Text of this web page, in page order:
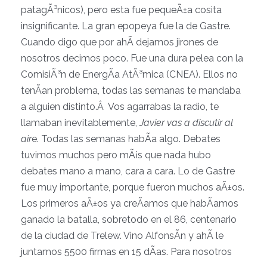
patagÃ³nicos), pero esta fue pequeÃ±a cosita
insignificante. La gran epopeya fue la de Gastre.
Cuando digo que por ahÃ­ dejamos jirones de
nosotros decimos poco. Fue una dura pelea con la
ComisiÃ³n de EnergÃ­a AtÃ³mica (CNEA). Ellos no
tenÃ­an problema, todas las semanas te mandaba
a alguien distinto.Â Vos agarrabas la radio, te
llamaban inevitablemente,Javier vas a discutir al
aire. Todas las semanas habÃ­a algo. Debates
tuvimos muchos pero mÃ¡s que nada hubo
debates mano a mano, cara a cara. Lo de Gastre
fue muy importante, porque fueron muchos aÃ±os.
Los primeros aÃ±os ya creÃ­amos que habÃ­amos
ganado la batalla, sobretodo en el 86, centenario
de la ciudad de Trelew. Vino AlfonsÃ­n y ahÃ­ le
juntamos 5500 firmas en 15 dÃ­as. Para nosotros